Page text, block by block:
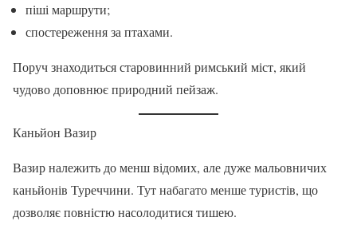
піші маршрути;
спостереження за птахами.
Поруч знаходиться старовинний римський міст, який
чудово доповнює природний пейзаж.
Каньйон Вазир
Вазир належить до менш відомих, але дуже мальовничих
каньйонів Туреччини. Тут набагато менше туристів, що
дозволяє повністю насолодитися тишею.